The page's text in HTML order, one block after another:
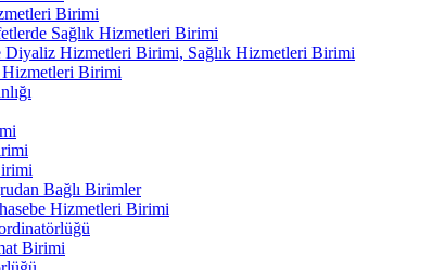
Birimi
Sağlık Hizmetleri Birimi
Hizmetleri Birimi, Sağlık Hizmetleri Birimi
Hizmetleri Birimi
Bağlı Birimler
Hizmetleri Birimi
Birimi